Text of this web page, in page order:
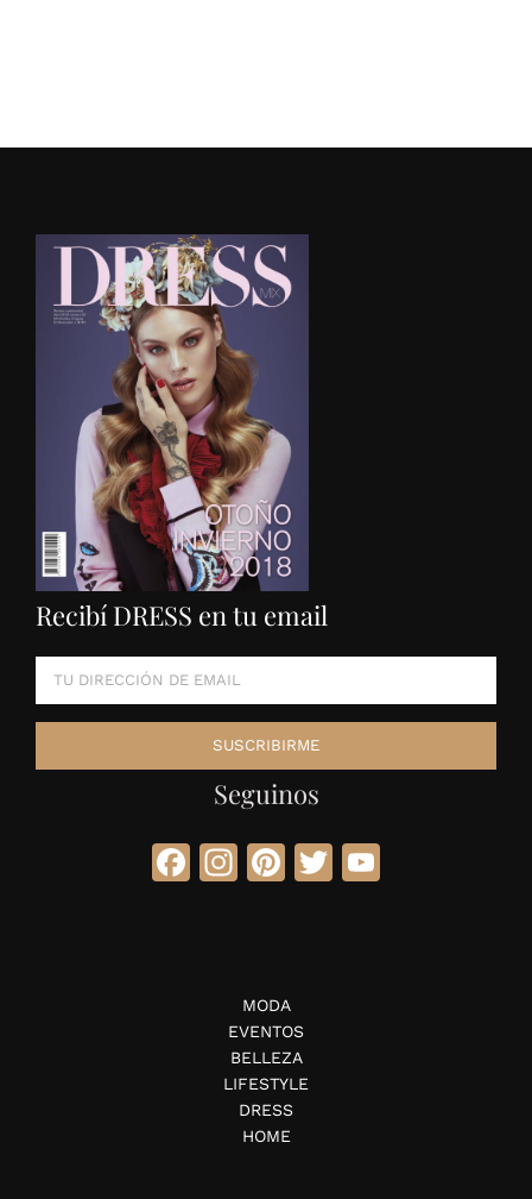
Recibí DRESS en tu email
Seguinos
Facebook
Instagram
Pinterest
Twitter
MODA
EVENTOS
BELLEZA
LIFESTYLE
DRESS
HOME